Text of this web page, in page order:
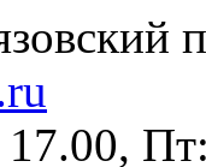
17.00,